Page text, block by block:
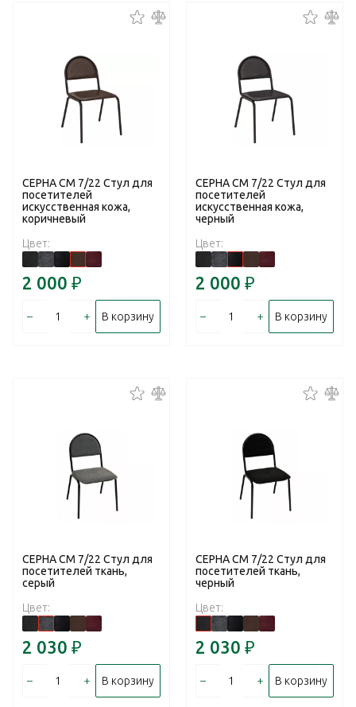
СЕРНА СМ 7/22 Стул для
посетителей
искусственная кожа,
коричневый
Цвет:
2 000 ₽
– + В корзину
СЕРНА СМ 7/22 Стул для
посетителей
искусственная кожа,
черный
Цвет:
2 000 ₽
– + В корзину
СЕРНА СМ 7/22 Стул для
посетителей ткань,
серый
Цвет:
2 030 ₽
– + В корзину
СЕРНА СМ 7/22 Стул для
посетителей ткань,
черный
Цвет:
2 030 ₽
– + В корзину